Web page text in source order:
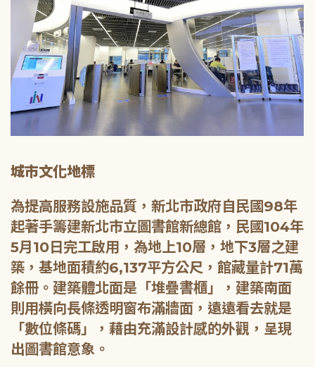
城市文化地標
為提高服務設施品質，新北市政府自民國98年
起著手籌建新北市立圖書館新總館，民國104年
5月10日完工啟用，為地上10層，地下3層之建
築，基地面積約6,137平方公尺，館藏量計71萬
餘冊。建築體北面是「堆疊書櫃」，建築南面
則用橫向長條透明窗布滿牆面，遠遠看去就是
「數位條碼」，藉由充滿設計感的外觀，呈現
出圖書館意象。